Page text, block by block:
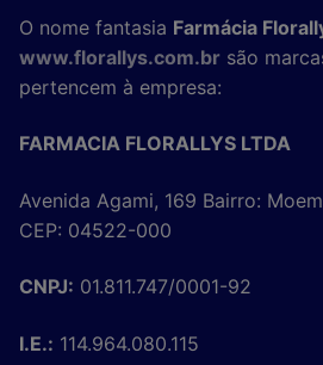
O nome fantasia Farmácia
www.florallys.com.br são
pertencem à empresa:
FARMACIA FLORALLYS LTDA
Avenida Agami, 169 Bairro:
CEP: 04522-000
CNPJ: 01.811.747/0001-92
I.E.: 114.964.080.115